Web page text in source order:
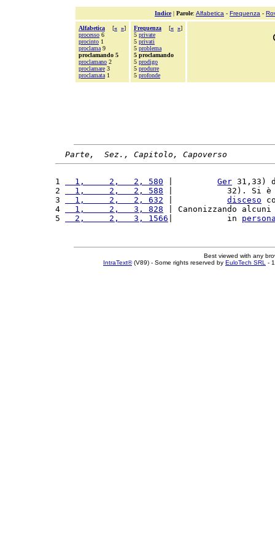
Indice| Parole: Alfabetica - Frequenza -
Alfabetica [« »]
processo 6
procinto 1
proclama 9
proclamando 5
proclamano 2
proclamare 3
proclamata 1
Frequenza [« »]
5 private
5 privati
5 problema
5 proclamando
5 prodigo
5 produrre
5 profonde
Parte,  Sez., Capitolo, Capoverso
1
  1,     2,   2, 580
Ger 31,33)
2
  1,     2,   2, 588
|           32). Si
3
  1,     2,   2, 632
disceso
4
  1,     2,   3, 828
| Canonizzando
5
  2,     2,   3, 1566
|           in
Best viewed with any
IntraText®(V89) - Some rights reserved by EuloTech SRL -